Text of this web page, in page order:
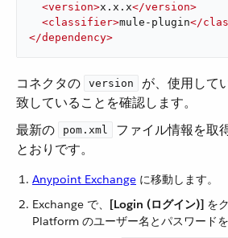
<version>x.x.x</version>
<classifier>mule-plugin</
</dependency>
コネクタの ​ version
が、使用して
致していることを確認します。
最新の ​
pom.xml
ファイル情報を取
とおりです。
Anypoint Exchange ​ に移動します。
Exchange で、​ [Login (ログイン)] を
Platform のユーザー名とパスワードを